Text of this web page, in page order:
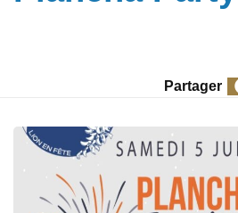
Partager